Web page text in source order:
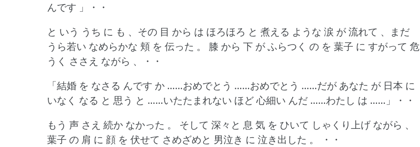
んです 」・・
と いう うち に も 、その 目 から は ほろほろ と 煮える ような 涙 が 流れて 、まだ
うら若い なめらかな 頬 を 伝った 。
膝 から 下 が ふらつく の を 葉子 に すがって 危
うく ささえ ながら 、・・
「結婚 を なさる んです か ……おめでとう ……おめでとう ……だが あなた が 日本 に
いなく なる と 思う と ……いたたまれない ほど 心細い んだ ……わたし は ……」・・
もう 声 さえ 続か なかった 。
そして 深々と 息 気 を ひいて しゃくり上げ ながら 、
葉子 の 肩 に 顔 を 伏せて さめざめと 男泣き に 泣き出した 。
・・